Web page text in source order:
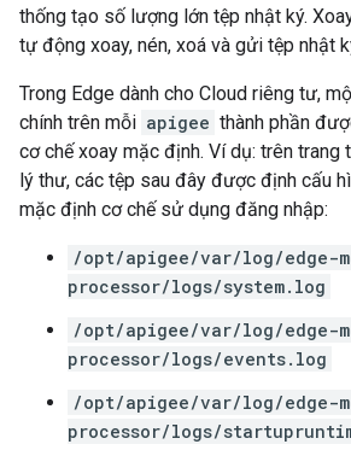
thống tạo số lượng lớn tệp nhật ký.
tự động xoay, nén, xoá và gửi tệp nhật
Trong Edge dành cho Cloud riêng tư,
chính trên mỗi apigee thành phần
cơ chế xoay mặc định. Ví dụ: trên trang
lý thư, các tệp sau đây được định cấu
mặc định cơ chế sử dụng đăng nhập:
/opt/apigee/var/log/edge-
processor/logs/system.log
/opt/apigee/var/log/edge-
processor/logs/events.log
/opt/apigee/var/log/edge-
processor/logs/